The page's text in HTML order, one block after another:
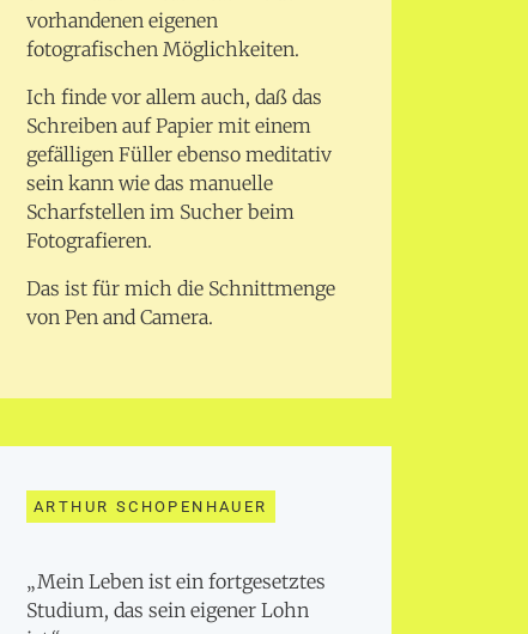
vorhandenen eigenen
fotografischen Möglichkeiten.
Ich finde vor allem auch, daß das
Schreiben auf Papier mit einem
gefälligen Füller ebenso meditativ
sein kann wie das manuelle
Scharfstellen im Sucher beim
Fotografieren.
Das ist für mich die Schnittmenge
von Pen and Camera.
ARTHUR SCHOPENHAUER
„Mein Leben ist ein fortgesetztes
Studium, das sein eigener Lohn